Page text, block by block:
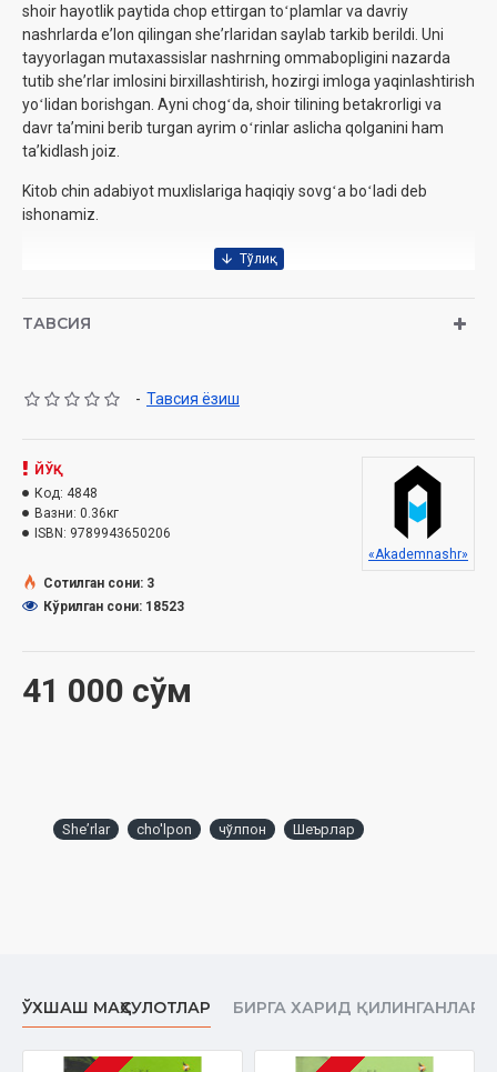
shoir hayotlik paytida chop ettirgan toʻplamlar va davriy
nashrlarda eʼlon qilingan sheʼrlaridan saylab tarkib berildi. Uni
tayyorlagan mutaxassislar nashrning ommabopligini nazarda
tutib sheʼrlar imlosini birxillashtirish, hozirgi imloga yaqinlashtirish
yoʻlidan borishgan. Ayni chogʻda, shoir tilining betakrorligi va
davr taʼmini berib turgan ayrim oʻrinlar aslicha qolganini ham
taʼkidlash joiz.
Kitob chin adabiyot muxlislariga haqiqiy sovgʻa boʻladi deb
ishonamiz.
Madgʻoziyev, Sohiba Islomova
Hajmi: 272 bet
ISBN: 978-9943-6502-0-6
Muqovasi:
Mundarija
Sharq nuri
Goʻzal
Oʻch
Sharq qizi
Zarafshon
Qalandar ishqi
ТАВСИЯ
- Тавсия ёзиш
41 000 сўм
ЙЎҚ
Код: 4848
Вазни: 0.36кг
ISBN: 9789943650206
«Akademnashr»
Сотилган сони: 3
Кўрилган сони: 18523
Sheʼrlar cho'lpon чўлпон Шеърлар
ЎХШАШ МАҲСУЛОТЛАР БИРГА ХАРИД ҚИЛИНГАНЛАР